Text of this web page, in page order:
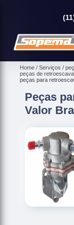
Home Serviços
peças de
peças para
Peças
Valor